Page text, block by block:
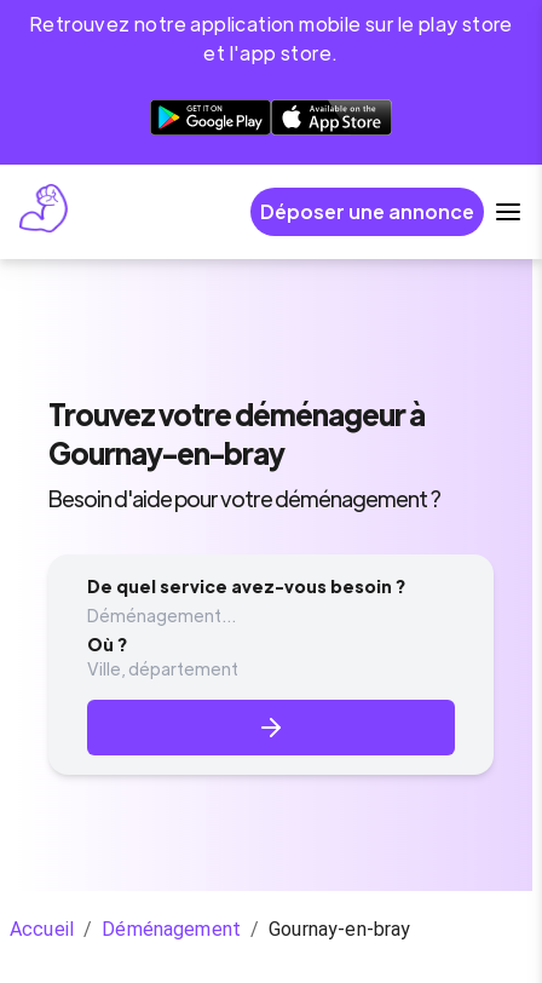
Retrouvez notre application mobile sur le play store
et l'app store.
Déposer une annonce
Trouvezvotre déménageurà
Gournay-en-bray
Besoin d'aide pour votre déménagement ?
De quel service avez-vous besoin ?
Déménagement...
Où ?
Accueil / Déménagement / Gournay-en-bray